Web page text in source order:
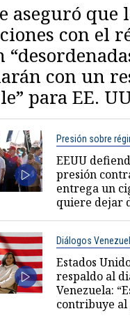
aseguró que
con el
con un
para EE.
Presión sobre
EEUU
presión
entrega un
quiere dejar
Diálogos
Estados
respaldo al
Venezuela:
contribuye al